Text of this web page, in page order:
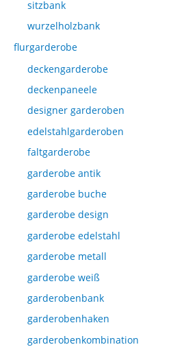
sitzbank
wurzelholzbank
flurgarderobe
deckengarderobe
deckenpaneele
designer garderoben
edelstahlgarderoben
faltgarderobe
garderobe antik
garderobe buche
garderobe design
garderobe edelstahl
garderobe metall
garderobe weiß
garderobenbank
garderobenhaken
garderobenkombination